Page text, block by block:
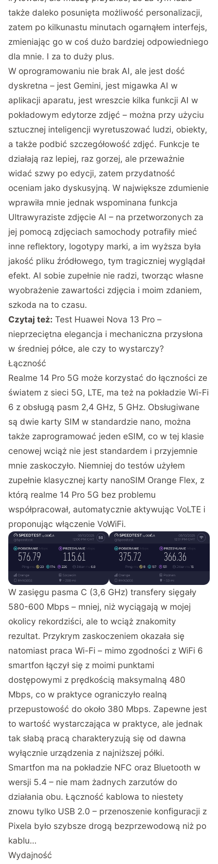
także daleko posunięta możliwość personalizacji,
zatem po kilkunastu minutach ogarnąłem interfejs,
zmieniając go w coś dużo bardziej odpowiedniego
dla mnie. I za to duży plus.
W oprogramowaniu nie brak AI, ale jest dość
dyskretna – jest Gemini, jest migawka AI w
aplikacji aparatu, jest wreszcie kilka funkcji AI w
pokładowym edytorze zdjęć – można przy użyciu
sztucznej inteligencji wyretuszować ludzi, obiekty,
a także podbić szczegółowość zdjęć. Funkcje te
działają raz lepiej, raz gorzej, ale przeważnie
widać szwy po edycji, zatem przydatność
oceniam jako dyskusyjną. W największe zdumienie
wprawiła mnie jednak wspominana funkcja
Ultrawyraziste zdjęcie AI – na przetworzonych za
jej pomocą zdjęciach samochody potrafiły mieć
inne reflektory, logotypy marki, a im wyższa była
jakość pliku źródłowego, tym tragiczniej wyglądał
efekt. AI sobie zupełnie nie radzi, tworząc własne
wyobrażenie zawartości zdjęcia i moim zdaniem,
szkoda na to czasu.
Czytaj też: Test Huawei Nova 13 Pro –
nieprzeciętna elegancja i mechaniczna przysłona
w średniej półce, ale czy to wystarczy?
Łączność
Realme 14 Pro 5G może korzystać do łączności ze
światem z sieci 5G, LTE, ma też na pokładzie Wi-Fi
6 z obsługą pasm 2,4 GHz, 5 GHz. Obsługiwane
są dwie karty SIM w standardzie nano, można
także zaprogramować jeden eSIM, co w tej klasie
cenowej wciąż nie jest standardem i przyjemnie
mnie zaskoczyło. Niemniej do testów użyłem
zupełnie klasycznej karty nanoSIM Orange Flex, z
którą realme 14 Pro 5G bez problemu
współpracował, automatycznie aktywując VoLTE i
proponując włączenie VoWiFi.
W zasięgu pasma C (3,6 GHz) transfery sięgały
580-600 Mbps – mniej, niż wyciągają w mojej
okolicy rekordziści, ale to wciąż znakomity
rezultat. Przykrym zaskoczeniem okazała się
natomiast praca Wi-Fi – mimo zgodności z WiFi 6
smartfon łączył się z moimi punktami
dostępowymi z prędkością maksymalną 480
Mbps, co w praktyce ograniczyło realną
przepustowość do około 380 Mbps. Zapewne jest
to wartość wystarczająca w praktyce, ale jednak
tak słabą pracą charakteryzują się od dawna
wyłącznie urządzenia z najniższej półki.
Smartfon ma na pokładzie NFC oraz Bluetooth w
wersji 5.4 – nie mam żadnych zarzutów do
działania obu. Łączność kablowa to niestety
znowu tylko USB 2.0 – przenoszenie konfiguracji z
Pixela było szybsze drogą bezprzewodową niż po
kablu…
Wydajność